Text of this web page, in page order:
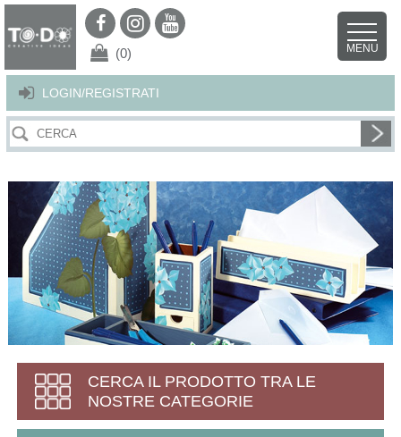
Per offrirti il miglior servizio possibile questo sito utilizza i cookies.
Continuando la navigazione nel sito autorizzi l’uso dei cookies. Per ulteriori
LOGIN/REGISTRATI
(0) MENU
CERCA IL PRODOTTO TRA LE
NOSTRE CATEGORIE